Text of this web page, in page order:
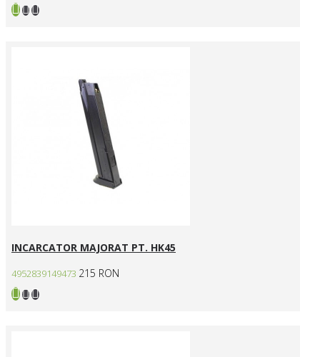
INCARCATOR MAJORAT PT. HK45
4952839149473 215 RON